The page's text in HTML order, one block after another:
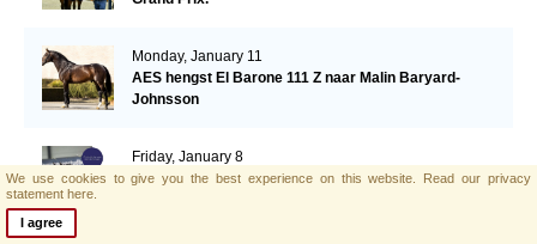
Monday, January 11
AES hengst El Barone 111 Z naar Malin Baryard-
Johnsson
Friday, January 8
Opwaardeerkeuring Opglabeek
We use cookies to give you the best experience on this website. Read our privacy
statement here.
I agree